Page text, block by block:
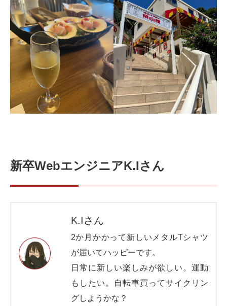
新卒WebエンジニアK.Iさん
K.Iさん
2か月かかって新しいメタルTシャツ
が届いてハッピーです。
日常に新しい楽しみが欲しい。運動
もしたい。自転車買ってサイクリン
グしようかな？